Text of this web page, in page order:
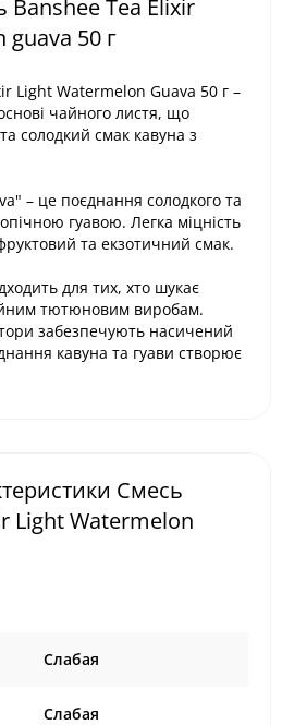
Tea Elixir
guava 50 г
Light Watermelon Guava 50 г –
чайного листя, що
солодкий смак кавуна з
– це поєднання солодкого та
гуавою. Легка міцність
та екзотичний смак.
для тих, хто шукає
тютюновим виробам.
забезпечують насичений
кавуна та гуави створює
Смесь
Light Watermelon
Слабая
Слабая